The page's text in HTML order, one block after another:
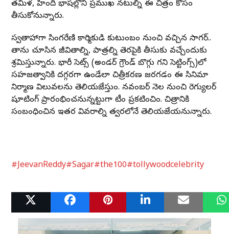
తమిళ, హిందీ భాషల్లోని ప్రముఖ నటుల్ని ఈ చిత్రం కోసం
తీసుకోనున్నారు.
స్వతాహాగా సింగరేణి కార్మికుడి కుటుంబం నుంచి వచ్చిన సాగర్..
తాను చూసిన జీవితాల్ని, పాత్రల్ని తెరపైకి తీసుకు వచ్చేందుకు
శ్రమిస్తున్నారు. భారీ సెట్స్‌ (అండర్ గ్రౌండ్ బొగ్గు గని సెట్టింగ్స్‌)లో
సహజత్వానికి దగ్గరగా ఉండేలా చిత్రీకరణ జరగడం ఈ సినిమా
నిర్మాణ విలువలను తెలియజేస్తుంది. నవంబర్ నెల నుంచి రెగ్యులర్
షూటింగ్ ప్రారంభించనున్నట్టుగా టీం ప్రకటించింది. చిత్రానికి
సంబంధించిన ఇతర వివరాల్ని త్వరలోనే తెలియజేయనున్నారు.
#JeevanReddy#Sagar#the100#tollywoodcelebrity
Related Posts